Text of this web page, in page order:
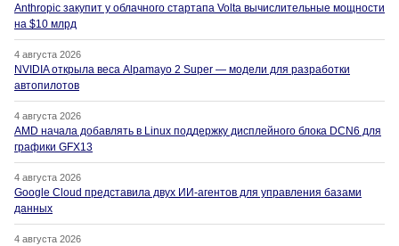
Anthropic закупит у облачного стартапа Volta вычислительные мощности
на $10 млрд
4 августа 2026
NVIDIA открыла веса Alpamayo 2 Super — модели для разработки
автопилотов
4 августа 2026
AMD начала добавлять в Linux поддержку дисплейного блока DCN6 для
графики GFX13
4 августа 2026
Google Cloud представила двух ИИ-агентов для управления базами
данных
4 августа 2026